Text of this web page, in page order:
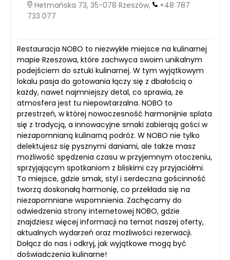
Hetmańska 73, 35-078 Rzeszów,
+48 787
733 077
Restauracja NOBO to niezwykłe miejsce na kulinarnej
mapie Rzeszowa, które zachwyca swoim unikalnym
podejściem do sztuki kulinarnej. W tym wyjątkowym
lokalu pasja do gotowania łączy się z dbałością o
każdy, nawet najmniejszy detal, co sprawia, że
atmosfera jest tu niepowtarzalna. NOBO to
przestrzeń, w której nowoczesność harmonijnie splata
się z tradycją, a innowacyjne smaki zabierają gości w
niezapomnianą kulinarną podróż. W NOBO nie tylko
delektujesz się pysznymi daniami, ale także masz
możliwość spędzenia czasu w przyjemnym otoczeniu,
sprzyjającym spotkaniom z bliskimi czy przyjaciółmi.
To miejsce, gdzie smak, styl i serdeczna gościnność
tworzą doskonałą harmonię, co przekłada się na
niezapomniane wspomnienia. Zachęcamy do
odwiedzenia strony internetowej NOBO, gdzie
znajdziesz więcej informacji na temat naszej oferty,
aktualnych wydarzeń oraz możliwości rezerwacji.
Dołącz do nas i odkryj, jak wyjątkowe mogą być
doświadczenia kulinarne!